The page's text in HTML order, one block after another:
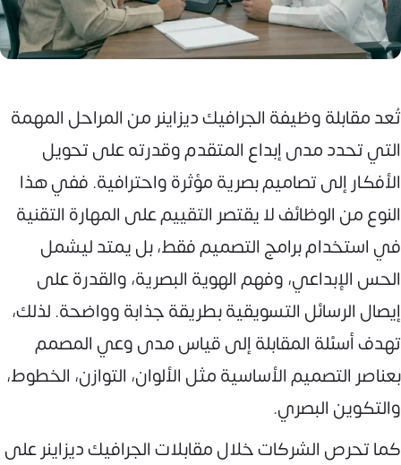
تُعد مقابلة وظيفة الجرافيك ديزاينر من المراحل المهمة
التي تحدد مدى إبداع المتقدم وقدرته على تحويل
الأفكار إلى تصاميم بصرية مؤثرة واحترافية. ففي هذا
النوع من الوظائف لا يقتصر التقييم على المهارة التقنية
في استخدام برامج التصميم فقط، بل يمتد ليشمل
الحس الإبداعي، وفهم الهوية البصرية، والقدرة على
إيصال الرسائل التسويقية بطريقة جذابة وواضحة. لذلك،
تهدف أسئلة المقابلة إلى قياس مدى وعي المصمم
بعناصر التصميم الأساسية مثل الألوان، التوازن، الخطوط،
والتكوين البصري.
كما تحرص الشركات خلال مقابلات الجرافيك ديزاينر على